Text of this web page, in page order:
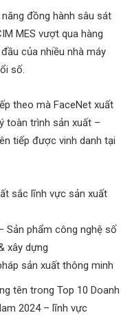
đồng hành sâu sát
MES vượt qua hàng
của nhiều nhà máy
số.
theo mà FaceNet xuất
toàn trình sản xuất –
tiếp được vinh danh tại
sắc lĩnh vực sản xuất
Sản phẩm công nghệ số
xây dựng
sản xuất thông minh
tên trong Top 10 Doanh
2024 – lĩnh vực